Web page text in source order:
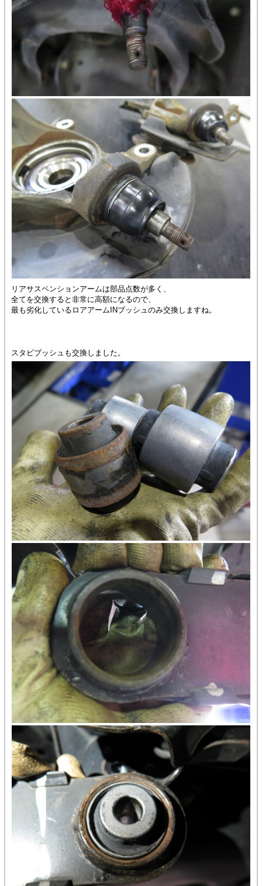
リアサスペンションアームは部品点数が多く、
全てを交換すると非常に高額になるので、
最も劣化しているロアアームINブッシュのみ交換しますね。
スタビブッシュも交換しました。